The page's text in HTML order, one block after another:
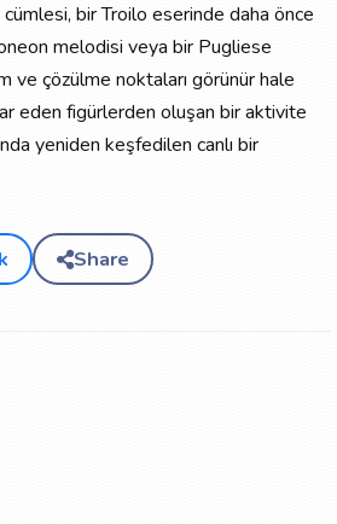
bir Troilo eserinde daha önce
melodisi veya bir Pugliese
ve çözülme noktaları görünür hale
eden figürlerden oluşan bir aktivite
yeniden keşfedilen canlı bir
Share